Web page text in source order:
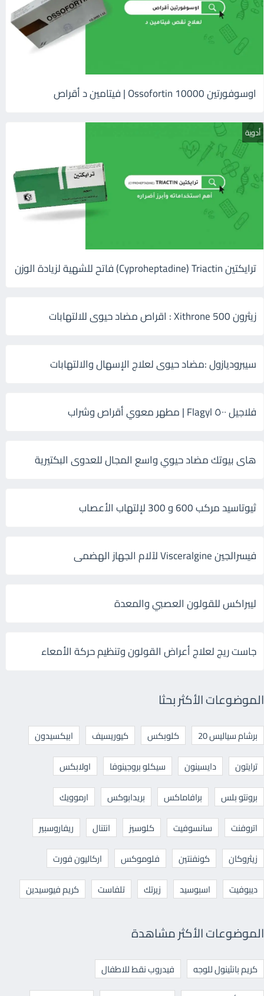
اوسوفورتين 10000 Ossofortin | فيتامين د أقراص
أدوية
ترايكتين Cyproheptadine) Triactin) فاتح للشهية لزيادة الوزن
زيثرون 500 Xithrone : اقراص مضاد حيوى للالتهابات
سيبروديازول :مضاد حيوى لعلاج الإسهال والالتهابات
فلاجيل ٥٠٠ Flagyl | مطهر معوي أقراص وشراب
هاى بيوتك مضاد حيوي واسع المجال للعدوى البكتيرية
ثيوتاسيد مركب 600 و 300 لإلتهاب الأعصاب
فيسرالجين Visceralgine لآلام الجهاز الهضمى
ليبراكس للقولون العصبي والمعدة
جاست ريج لعلاج أعراض القولون وتنظيم حركة الأمعاء
الموضوعات الأكثر بحثا
برشام سياليس 20 كلوبكس كيوريسيف
ابيكسيدون
ترايتون
دايسينون سيكلو بروجينوفا
اولابكس
برونتو بلس
برافاماكس بريدابوكس
ارموويك
اتروفنت
سانسوفيت كلوسيز انتنال
ريفاروسبير
زيثروكان
كونفنتين فلوموكس
اركاليون فورت
ديبوفيت
اسبوسيد زيرتك تلفاست كريم فيوسيدين
الموضوعات الأكثر مشاهدة
كريم بانثينول للوجه
فيدروب نقط للاطفال